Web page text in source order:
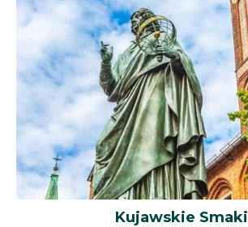
Kujawskie Smaki